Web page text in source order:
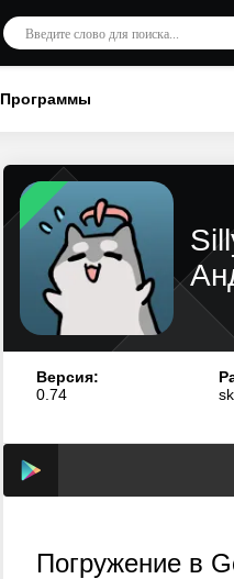
Программы
Версия:
0.74
Погружение в